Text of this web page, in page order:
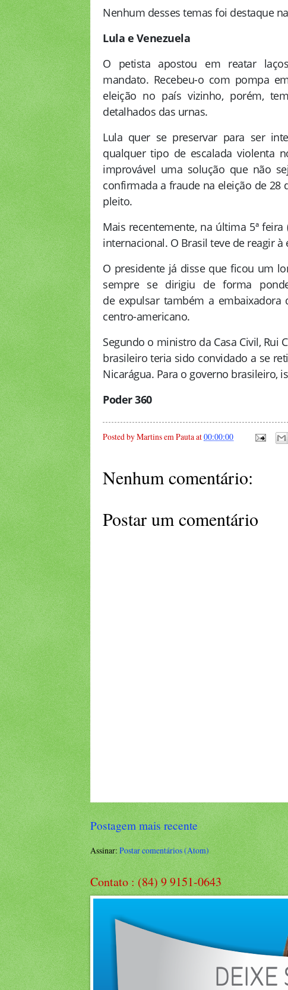
Nenhum desses temas foi destaque
Lula e Venezuela
O petista apostou em reatar
mandato. Recebeu-o com pompa
eleição no país vizinho, porém,
detalhados das urnas.
Lula quer se preservar para ser
qualquer tipo de escalada violenta
improvável uma solução que não
confirmada a fraude na eleição de
pleito.
Mais recentemente, na última 5ª
internacional. O Brasil teve de reagir
O presidente já disse que ficou um
sempre se dirigiu de forma
de expulsar também a
centro-americano.
Segundo o ministro da Casa Civil,
brasileiro teria sido convidado a se
Nicarágua. Para o governo brasileiro,
Poder 360
Posted byMartins em Pautaat00:00:00
Nenhum comentário:
Postar um comentário
Postagem mais recente
Assinar:Postar comentários (Atom)
Contato : (84) 9 9151-0643